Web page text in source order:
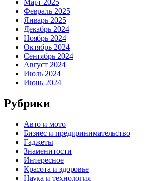
Март 2025
Февраль 2025
Январь 2025
Декабрь 2024
Ноябрь 2024
Октябрь 2024
Сентябрь 2024
Август 2024
Июль 2024
Июнь 2024
Рубрики
Авто и мото
Бизнес и предпринимательство
Гаджеты
Знаменитости
Интересное
Красота и здоровье
Наука и технология